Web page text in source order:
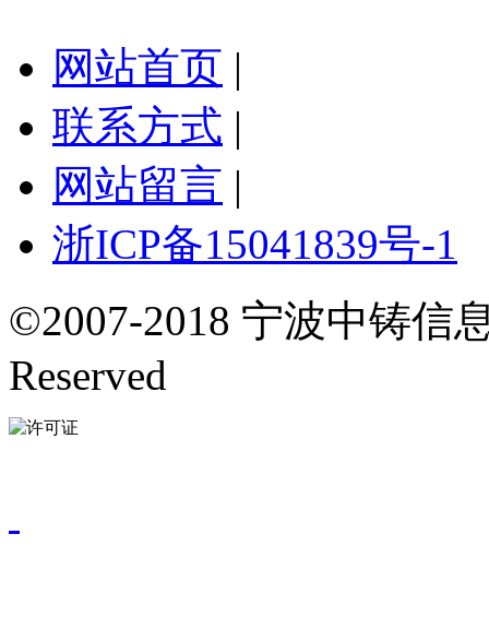
网站首页 |
联系方式 |
网站留言 |
浙ICP备15041839号-1
©2007-2018 宁波中铸信
Reserved